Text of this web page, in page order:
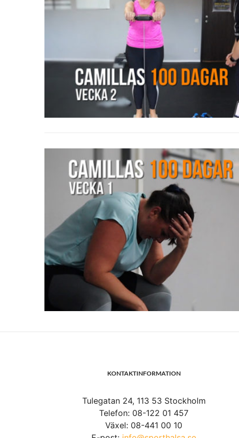
KONTAKTINFORMATION
Tulegatan 24, 113 53 Stockholm
Telefon: 08-122 01 457
Växel: 08-441 00 10